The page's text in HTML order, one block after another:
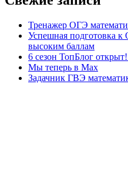
Тренажер ОГЭ
Успешная подготовка
высоким баллам
6 сезон ТопБлог
Мы теперь в Max
Задачник ГВЭ